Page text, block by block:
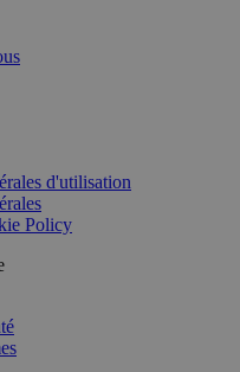
d'utilisation
Policy